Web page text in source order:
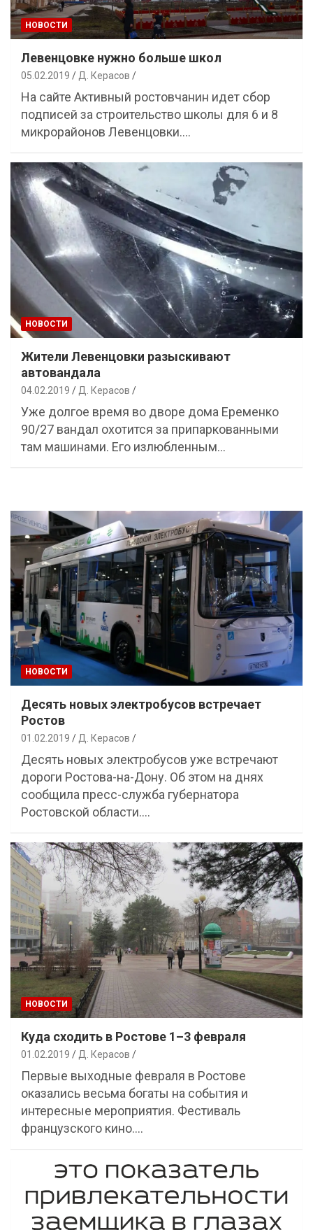
НОВОСТИ
Левенцовке нужно больше школ
05.02.2019 Д. Керасов
На сайте Активный ростовчанин идет сбор
подписей за строительство школы для 6 и 8
микрорайонов Левенцовки.…
НОВОСТИ
Жители Левенцовки разыскивают
автовандала
04.02.2019 Д. Керасов
Уже долгое время во дворе дома Еременко
90/27 вандал охотится за припаркованными
там машинами. Его излюбленным…
НОВОСТИ
Десять новых электробусов встречает
Ростов
01.02.2019 Д. Керасов
Десять новых электробусов уже встречают
дороги Ростова-на-Дону. Об этом на днях
сообщила пресс-служба губернатора
Ростовской области.…
НОВОСТИ
Куда сходить в Ростове 1–3 февраля
01.02.2019 Д. Керасов
Первые выходные февраля в Ростове
оказались весьма богаты на события и
интересные мероприятия. Фестиваль
французского кино.…